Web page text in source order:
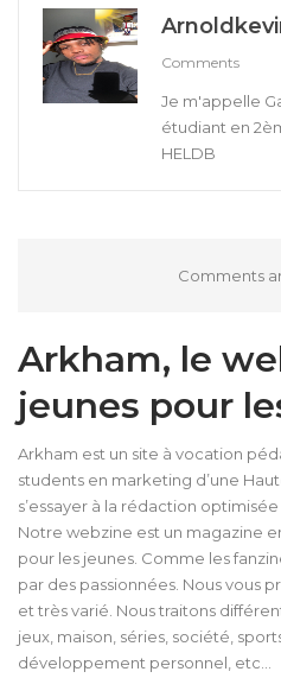
Comments
Je m'appelle
étudiant en
HELDB
Comments
Arkham, le
jeunes pour
Arkham est un site à vocation
students en marketing d’une
s’essayer à la rédaction optimisée
Notre webzine est un magazine
pour les jeunes. Comme les
par des passionnées. Nous vous
et très varié. Nous traitons
jeux, maison, séries, société,
développement personnel, etc…